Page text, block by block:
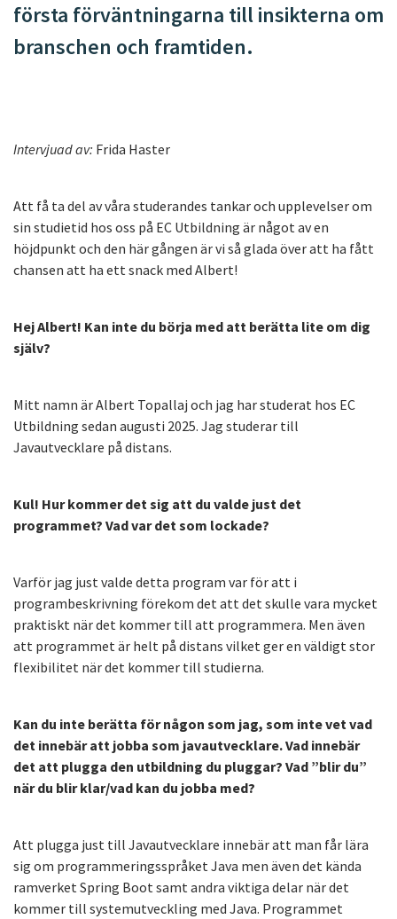
första förväntningarna till insikterna om
branschen och framtiden.
Intervjuad av: Frida Haster
Att få ta del av våra studerandes tankar och upplevelser om
sin studietid hos oss på EC Utbildning är något av en
höjdpunkt och den här gången är vi så glada över att ha fått
chansen att ha ett snack med Albert!
Hej Albert! Kan inte du börja med att berätta lite om dig
själv?
Mitt namn är Albert Topallaj och jag har studerat hos EC
Utbildning sedan augusti 2025. Jag studerar till
Javautvecklare på distans.
Kul! Hur kommer det sig att du valde just det
programmet? Vad var det som lockade?
Varför jag just valde detta program var för att i
programbeskrivning förekom det att det skulle vara mycket
praktiskt när det kommer till att programmera. Men även
att programmet är helt på distans vilket ger en väldigt stor
flexibilitet när det kommer till studierna.
Kan du inte berätta för någon som jag, som inte vet vad
det innebär att jobba som javautvecklare. Vad innebär
det att plugga den utbildning du pluggar? Vad ”blir du”
när du blir klar/vad kan du jobba med?
Att plugga just till Javautvecklare innebär att man får lära
sig om programmeringsspråket Java men även det kända
ramverket Spring Boot samt andra viktiga delar när det
kommer till systemutveckling med Java. Programmet